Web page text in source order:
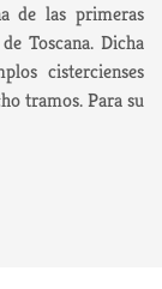
de las primeras
Toscana. Dicha
cistercienses
tramos. Para su